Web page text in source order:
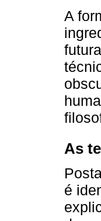
A
As
é